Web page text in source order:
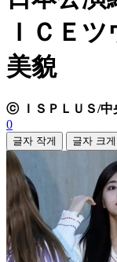
ＩＣＥ
美貌
ⓒ ＩＳＰＬＵＳ/中
0
글자 작게 글자 크게